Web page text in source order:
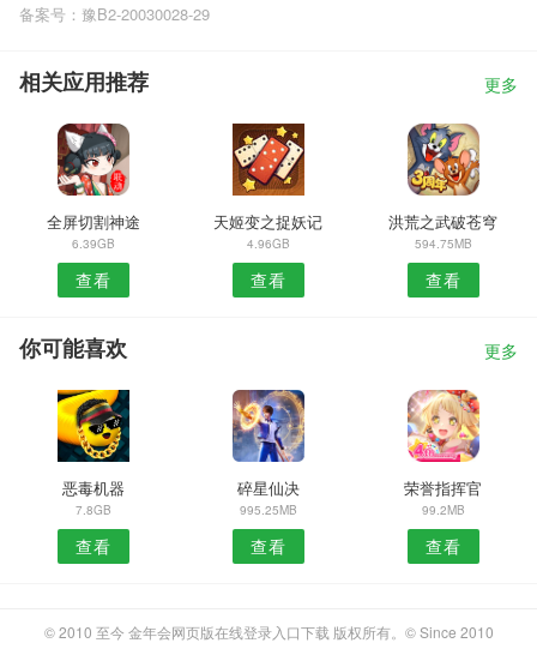
备案号：豫B2-20030028-29
相关应用推荐 更多
全屏切割神途
6.39GB
查看
天姬变之捉妖记
4.96GB
查看
洪荒之武破苍穹
594.75MB
查看
你可能喜欢 更多
恶毒机器
7.8GB
查看
碎星仙决
995.25MB
查看
荣誉指挥官
99.2MB
查看
© 2010 至今 金年会网页版在线登录入口下载 版权所有。© Since 2010